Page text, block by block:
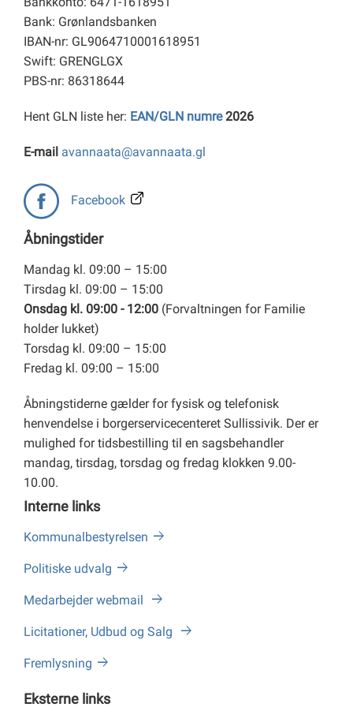
Bank: Grønlandsbanken
IBAN-nr: GL9064710001618951
Swift: GRENGLGX
PBS-nr: 86318644
Hent GLN liste her: EAN/GLN numre2026
E-mail avannaata@avannaata.gl
Facebook
Åbningstider
Mandag kl. 09:00 – 15:00
Tirsdag kl. 09:00 – 15:00
Onsdag kl. 09:00 - 12:00 (Forvaltningen for Familie
holder lukket)
Torsdag kl. 09:00 – 15:00
Fredag kl. 09:00 – 15:00
Åbningstiderne gælder for fysisk og telefonisk
henvendelse i borgerservicecenteret Sullissivik. Der er
mulighed for tidsbestilling til en sagsbehandler
mandag, tirsdag, torsdag og fredag klokken 9.00-
10.00.
Interne links
Kommunalbestyrelsen
Politiske udvalg
Medarbejder webmail
Licitationer, Udbud og Salg
Fremlysning
Eksterne links